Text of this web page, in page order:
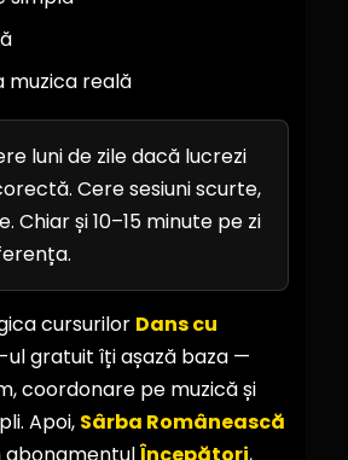
muzica reală
luni de zile dacă lucrezi
Cere sesiuni scurte,
Chiar și 10–15 minute pe zi
cursurilor Dans cu
ul gratuit îți așază baza —
coordonare pe muzică și
Apoi, Sârba Românească